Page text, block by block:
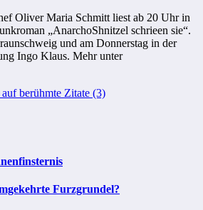
Oliver Maria Schmitt liest ab 20 Uhr in
„AnarchoShnitzel schrieen sie“.
und am Donnerstag in der
Ingo Klaus. Mehr unter
berühmte Zitate (3)
Furzgrundel?